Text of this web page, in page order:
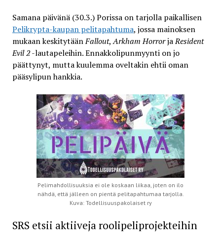
Samana päivänä (30.3.) Porissa on tarjolla paikallisen
Pelikrypta-kaupan pelitapahtuma, jossa mainoksen
mukaan keskitytäänFallout,Arkham HorrorjaResident
Evil 2-lautapeleihin. Ennakkolipunmyynti on jo
päättynyt, mutta kuulemma oveltakin ehtii oman
pääsylipun hankkia.
Pelimahdollisuuksia ei ole koskaan liikaa, joten on ilo
nähdä, että jälleen on pientä pelitapahtumaa tarjolla.
Kuva: Todellisuuspakolaiset ry
SRS etsii aktiiveja roolipeliprojekteihin